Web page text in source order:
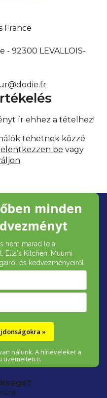
France
- 92300 LEVALLOIS-
ír ehhez a tételhez!
tehetnek közzé
be vagy
.
minden
nem marad le a
Ella's Kitchen, Muumi
és kedvezményeiről.
»
nálunk. A hírleveleket a
üzemelteti.ti.